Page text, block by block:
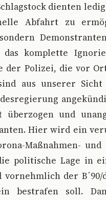
dienten
Abfahrt zu
das komplette
der Polizei, die vor
aus unserer
und
Hier wird ein
Maßnahmen-
politische Lage in
der
bestrafen soll.